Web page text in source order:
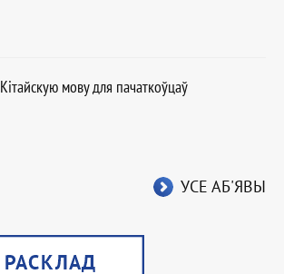
Кітайскую мову для пачаткоўцаў
УСЕ АБ'ЯВЫ